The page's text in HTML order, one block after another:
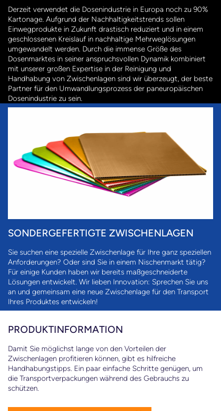
Derzeit verwendet die Dosenindustrie in Europa noch zu 90%
Kartonage. Aufgrund der Nachhaltigkeitstrends sollen
Einwegprodukte in Zukunft drastisch reduziert und in einem
geschlossenen Kreislauf in nachhaltige Mehrweglösungen
umgewandelt werden. Durch die immense Größe des
Dosenmarktes in seiner anspruchsvollen Dynamik kombiniert
mit unserer großen Expertise in der Reinigung und
Handhabung von Zwischenlagen sind wir überzeugt, der beste
Partner für den Umwandlungsprozess der paneuropäischen
Dosenindustrie zu sein.
SONDERGEFERTIGTE ZWISCHENLAGEN
Sie suchen eine spezielle Zwischenlage für Ihre ganz speziellen
Anforderungen? Oder sind Sie in einem Nischenmarkt tätig?
Für einige Kunden haben wir bereits maßgeschneiderte
Lösungen entwickelt. Wir lieben Innovation: Sprechen Sie uns
an und gemeinsam eine neue Zwischenlage für den Transport
Ihres Produktes entwickeln!
PRODUKTINFORMATION
Damit Sie möglichst lange von den Vorteilen der
Zwischenlagen profitieren können, gibt es hilfreiche
Handhabungstipps. Ein paar einfache Schritte genügen, um
die Transportverpackungen während des Gebrauchs zu
schützen.